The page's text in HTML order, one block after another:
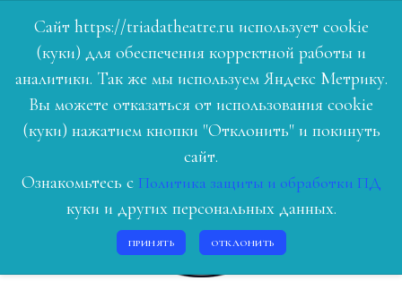
Сайт https://triadatheatre.ru использует cookie
(куки) для обеспечения корректной работы и
аналитики. Так же мы используем Яндекс Метрику.
Вы можете отказаться от использования cookie
(куки) нажатием кнопки "Отклонить" и покинуть
сайт.
Ознакомьтесь с Политика защиты и обработки ПД
куки и других персональных данных.
ПРИНЯТЬ ОТКЛОНИТЬ
ГЛАВНАЯ
РЕПЕРТУАР
О НАС
ИСТОРИЯ